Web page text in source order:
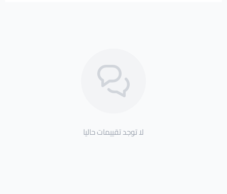
لا توجد تقييمات حاليا